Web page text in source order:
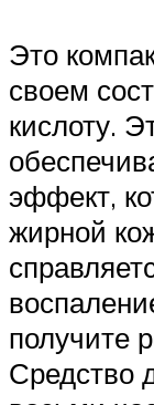
Это
своем
кислоту.
эффект,
жирной
получите
Средство